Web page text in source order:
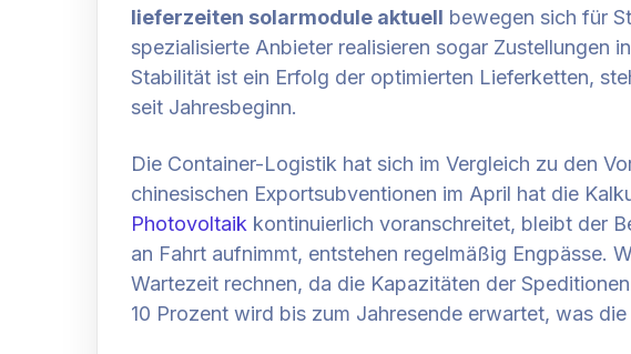
lieferzeiten solarmodule aktuell bewegen sich für
spezialisierte Anbieter realisieren sogar Zustellungen
Stabilität ist ein Erfolg der optimierten Lieferketten,
seit Jahresbeginn.
Die Container-Logistik hat sich im Vergleich zu den
chinesischen Exportsubventionen im April hat die
Photovoltaik kontinuierlich voranschreitet, bleibt der
an Fahrt aufnimmt, entstehen regelmäßig Engpässe.
Wartezeit rechnen, da die Kapazitäten der
10 Prozent wird bis zum Jahresende erwartet, was